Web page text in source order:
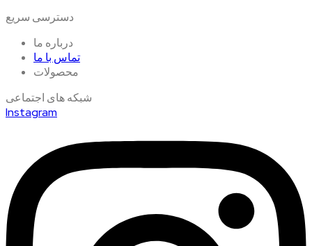
دسترسی سریع
درباره ما
تماس با ما
محصولات
شبکه های اجتماعی
Instagram